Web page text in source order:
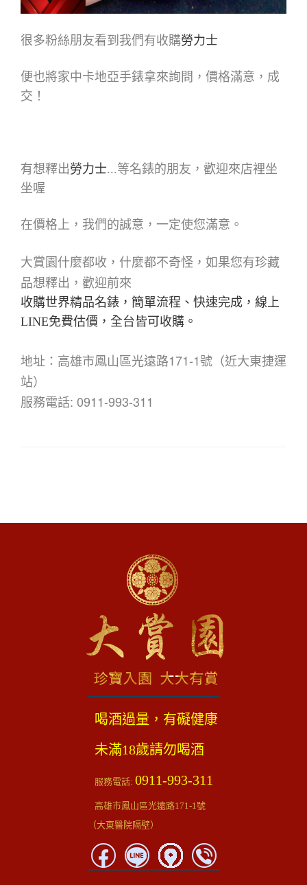
很多粉絲朋友看到我們有收購勞力士
便也將家中卡地亞手錶拿來詢問，價格滿意，成
交！
有想釋出勞力士...等名錶的朋友，歡迎來店裡坐
坐喔
在價格上，我們的誠意，一定使您滿意。
大賞園什麼都收，什麼都不奇怪，如果您有珍藏
品想釋出，歡迎前來
收購世界精品名錶，簡單流程、快速完成，線上
LINE免費估價，全台皆可收購。
地址：高雄市鳳山區光遠路171-1號（近大東捷運
站）
服務電話: 0911-993-311
喝酒過量，有礙健康
未滿18歲請勿喝酒
服務電話: 0911-993-311
高雄市鳳山區光遠路171-1號
（大東醫院隔壁）